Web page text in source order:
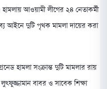
আওয়ামী লীগের ২৪ নেতাকর্মী
আইনে দুটি পৃথক মামলা দায়ের করা
হামলা সংক্রান্ত দুটি মামলার রায়
লুৎফুজ্জামান বাবর ও সাবেক শিক্ষা